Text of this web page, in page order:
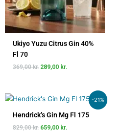
Ukiyo Yuzu Citrus Gin 40%
Fl 70
369,00kr. 289,00 kr.
-21%
Hendrick’s Gin Mg Fl 175
829,00kr.
Den
oprindelige
pris
829,00 kr..
659,00 kr.
Den
aktuelle
pris
er: